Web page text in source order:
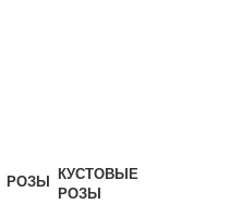
РОЗЫ
КУСТОВЫЕ
РОЗЫ